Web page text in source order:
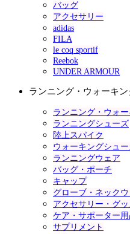
バッグ
アクセサリー
adidas
FILA
le coq sportif
Reebok
UNDER ARMOUR
ランニング・ウォーキン
ランニング・ウォ
ランニングシューズ
陸上スパイク
ウォーキングシュ
ランニングウェア
バッグ・ポーチ
キャップ
グローブ・ネック
アクセサリー・グ
ケア・サポーター用
サプリメント